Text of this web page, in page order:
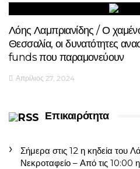
Λόης Λαμπριανίδης / Ο
Θεσσαλία, οι δυνατότητες
funds που παραμονεύουν
Απρίλιος 27, 2024
Επικαιρότητα
Σήμερα στις 12 η κηδεία του
Νεκροταφείο – Από τις 10:00